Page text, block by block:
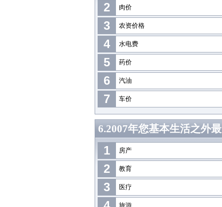
2 肉价
3 农资价格
4 水电费
5 药价
6 汽油
7 车价
6.2007年您基本生活之外
1 房产
2 教育
3 医疗
旅游